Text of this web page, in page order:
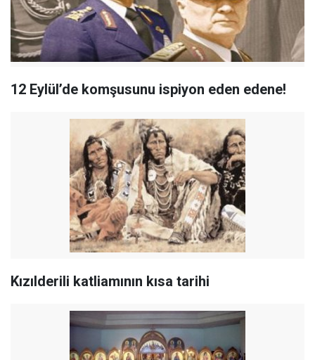
12 Eylül’de komşusunu ispiyon eden edene!
Kızılderili katliamının kısa tarihi